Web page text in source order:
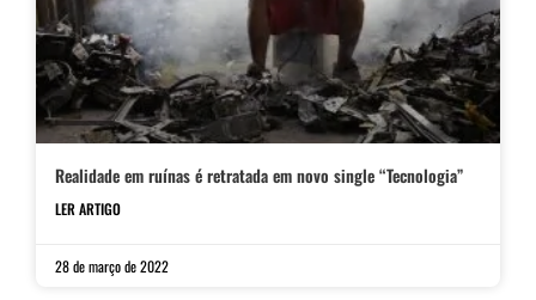
Realidade em ruínas é retratada em novo single “Tecnologia”
LER ARTIGO
28 de março de 2022